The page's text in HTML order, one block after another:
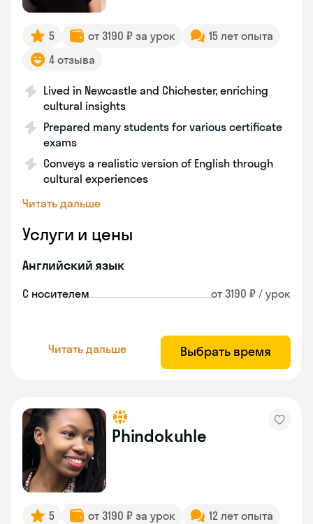
5 от 3190 ₽ за урок
15 лет опыта
4 отзыва
Lived in Newcastle and Chichester, enriching
cultural insights
Prepared many students for various certificate
exams
Conveys a realistic version of English through
cultural experiences
Читать дальше
Услуги и цены
Английский язык
С носителем от 3190 ₽ / урок
Читать дальше Выбрать время
Phindokuhle
5 от 3190 ₽ за урок
12 лет опыта